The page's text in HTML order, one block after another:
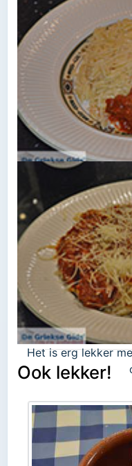
toevoegen en
Tot slot zout en
klaar
Het is erg lekker
Ook lekker!